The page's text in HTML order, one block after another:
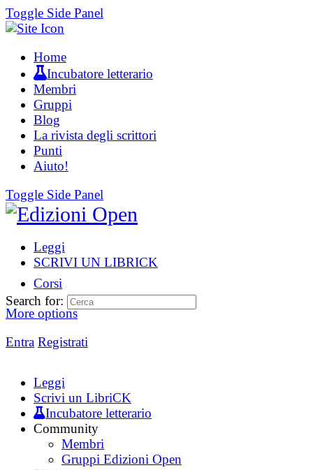
Toggle Side Panel
Home
Incubatore letterario
Membri
Gruppi
Blog
La rivista degli scrittori
Punti
Aiuto!
Toggle Side Panel
Leggi
SCRIVI UN LIBRICK
Corsi
More options
Entra Registrati
Search for:
Leggi
Scrivi un LibriCK
Incubatore letterario
Community
Membri
Gruppi Edizioni Open